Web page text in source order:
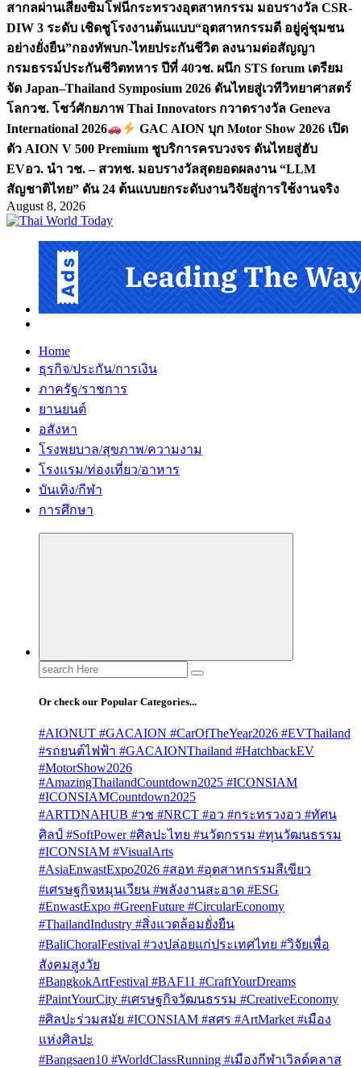
สากลผ่านเสียงซิมโฟนีกระทรวงอุตสาหกรรม มอบรางวัล CSR-
DIW 3 ระดับ เชิดชูโรงงานต้นแบบ“อุตสาหกรรมดี อยู่คู่ชุมชน
อย่างยั่งยืน”กองทัพบก-ไทยประกันชีวิต ลงนามต่อสัญญา
กรมธรรม์ประกันชีวิตทหาร ปีที่ 40วช. ผนึก STS forum เตรียม
จัด Japan–Thailand Symposium 2026 ดันไทยสู่เวทีวิทยาศาสตร์
โลกวช. โชว์ศักยภาพ Thai Innovators กวาดรางวัล Geneva
International 2026
GAC AION บุก Motor Show 2026 เปิด
ตัว AION V 500 Premium ชูบริการครบวงจร ดันไทยสู่ฮับ
EVอว. นำ วช. – สวทช. มอบรางวัลสุดยอดผลงาน “LLM
สัญชาติไทย” ดัน 24 ต้นแบบยกระดับงานวิจัยสู่การใช้งานจริง
August 8, 2026
Home
ธุรกิจ/ประกัน/การเงิน
ภาครัฐ/ราชการ
ยานยนต์
อสังหา
โรงพยบาล/สุขภาพ/ความงาม
โรงแรม/ท่องเที่ยว/อาหาร
บันเทิง/กีฬา
การศึกษา
Search
for:
Or check our Popular Categories...
#AIONUT #GACAION #CarOfTheYear2026 #EVThailand
#รถยนต์ไฟฟ้า #GACAIONThailand #HatchbackEV
#MotorShow2026
#AmazingThailandCountdown2025 #ICONSIAM
#ICONSIAMCountdown2025
#ARTDNAHUB #วช #NRCT #อว #กระทรวงอว #ทัศน
ศิลป์ #SoftPower #ศิลปะไทย #นวัตกรรม #ทุนวัฒนธรรม
#ICONSIAM #VisualArts
#AsiaEnwastExpo2026 #สอท #อุตสาหกรรมสีเขียว
#เศรษฐกิจหมุนเวียน #พลังงานสะอาด #ESG
#EnwastExpo #GreenFuture #CircularEconomy
#ThailandIndustry #สิ่งแวดล้อมยั่งยืน
#BaliChoralFestival #วงปล่อยแก่ประเทศไทย #วิจัยเพื่อ
สังคมสูงวัย
#BangkokArtFestival #BAF11 #CraftYourDreams
#PaintYourCity #เศรษฐกิจวัฒนธรรม #CreativeEconomy
#ศิลปะร่วมสมัย #ICONSIAM #สศร #ArtMarket #เมือง
แห่งศิลปะ
#Bangsaen10 #WorldClassRunning #เมืองกีฬาเวิลด์คลาส